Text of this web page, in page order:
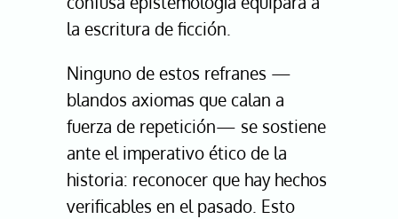
la escritura de ficción.
Ninguno de estos refranes —
blandos axiomas que calan a
fuerza de repetición— se sostiene
ante el imperativo ético de la
historia: reconocer que hay hechos
verificables en el pasado. Esto